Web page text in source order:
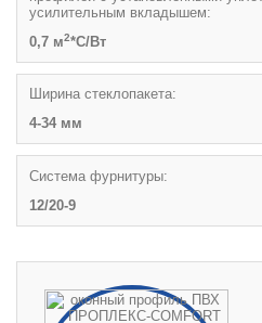
усилительным вкладышем:
0,7 м2*С/Вт
Ширина стеклопакета:
4-34 мм
Система фурнитуры:
12/20-9